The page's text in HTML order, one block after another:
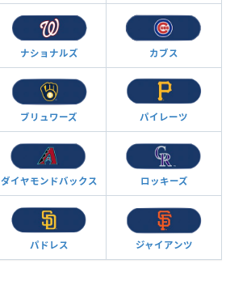
ナショナルズ カブス
ブリュワーズ パイレーツ
ダイヤモンドバックス ロッキーズ
パドレス ジャイアンツ